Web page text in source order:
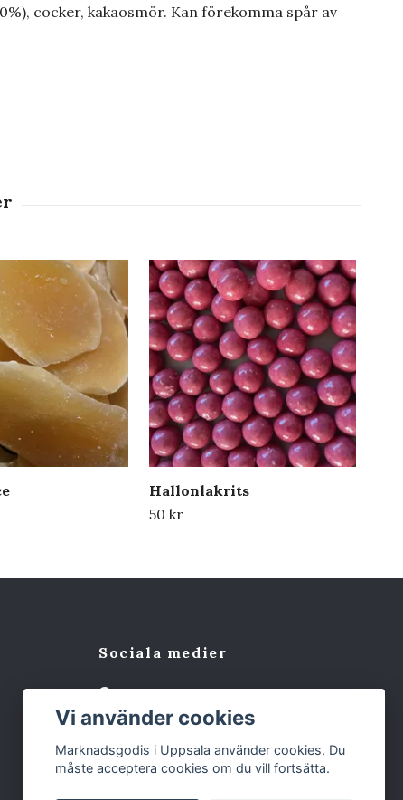
cocker, kakaosmör. Kan förekomma spår av
Hallonlakrits
50 kr
Sociala medier
Facebook
Vi använder cookies
Marknadsgodis i Uppsala använder cookies. Du
måste acceptera cookies om du vill fortsätta.